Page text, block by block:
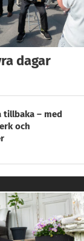
dagar
tillbaka – med
och